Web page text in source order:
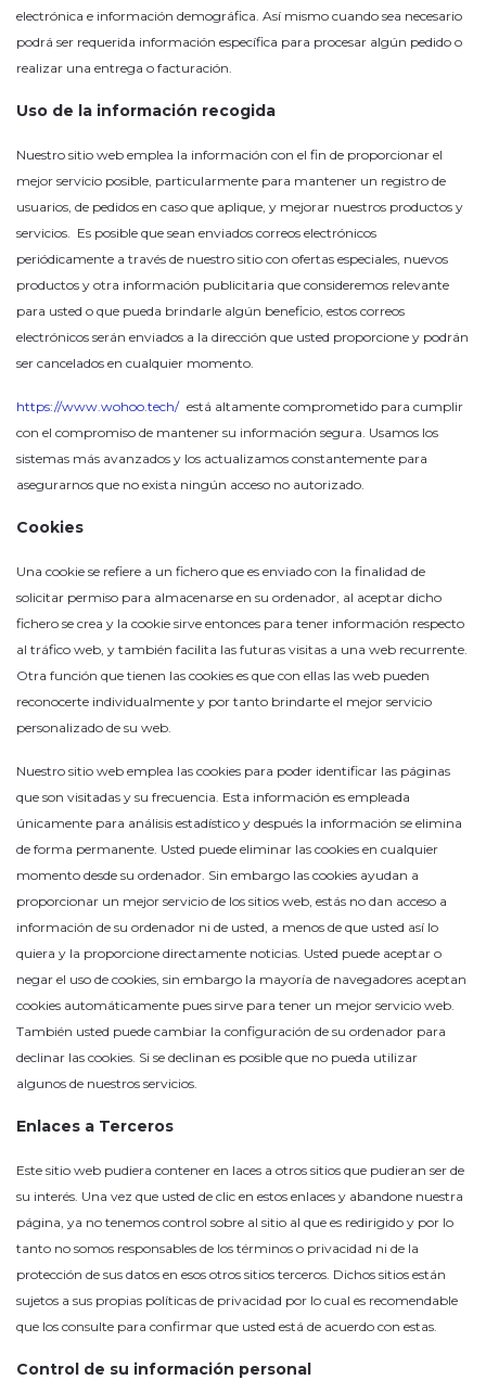
electrónica e información demográfica. Así mismo cuando sea necesario
podrá ser requerida información específica para procesar algún pedido o
realizar una entrega o facturación.
Uso de la información recogida
Nuestro sitio web emplea la información con el fin de proporcionar el
mejor servicio posible, particularmente para mantener un registro de
usuarios, de pedidos en caso que aplique, y mejorar nuestros productos y
servicios. Es posible que sean enviados correos electrónicos
periódicamente a través de nuestro sitio con ofertas especiales, nuevos
productos y otra información publicitaria que consideremos relevante
para usted o que pueda brindarle algún beneficio, estos correos
electrónicos serán enviados a la dirección que usted proporcione y podrán
ser cancelados en cualquier momento.
https://www.wohoo.tech/ está altamente comprometido para cumplir
con el compromiso de mantener su información segura. Usamos los
sistemas más avanzados y los actualizamos constantemente para
asegurarnos que no exista ningún acceso no autorizado.
Cookies
Una cookie se refiere a un fichero que es enviado con la finalidad de
solicitar permiso para almacenarse en su ordenador, al aceptar dicho
fichero se crea y la cookie sirve entonces para tener información respecto
al tráfico web, y también facilita las futuras visitas a una web recurrente.
Otra función que tienen las cookies es que con ellas las web pueden
reconocerte individualmente y por tanto brindarte el mejor servicio
personalizado de su web.
Nuestro sitio web emplea las cookies para poder identificar las páginas
que son visitadas y su frecuencia. Esta información es empleada
únicamente para análisis estadístico y después la información se elimina
de forma permanente. Usted puede eliminar las cookies en cualquier
momento desde su ordenador. Sin embargo las cookies ayudan a
proporcionar un mejor servicio de los sitios web, estás no dan acceso a
información de su ordenador ni de usted, a menos de que usted así lo
quiera y la proporcione directamente noticias. Usted puede aceptar o
negar el uso de cookies, sin embargo la mayoría de navegadores aceptan
cookies automáticamente pues sirve para tener un mejor servicio web.
También usted puede cambiar la configuración de su ordenador para
declinar las cookies. Si se declinan es posible que no pueda utilizar
algunos de nuestros servicios.
Enlaces a Terceros
Este sitio web pudiera contener en laces a otros sitios que pudieran ser de
su interés. Una vez que usted de clic en estos enlaces y abandone nuestra
página, ya no tenemos control sobre al sitio al que es redirigido y por lo
tanto no somos responsables de los términos o privacidad ni de la
protección de sus datos en esos otros sitios terceros. Dichos sitios están
sujetos a sus propias políticas de privacidad por lo cual es recomendable
que los consulte para confirmar que usted está de acuerdo con estas.
Control de su información personal